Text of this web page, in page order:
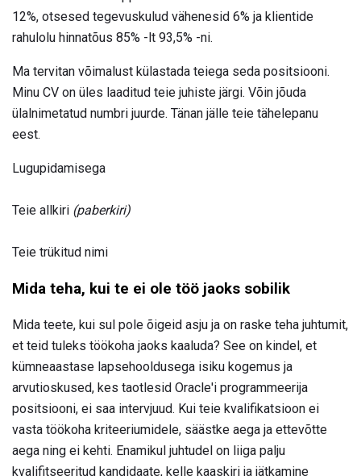
12%, otsesed tegevuskulud vähenesid 6% ja klientide
rahulolu hinnatõus 85% -lt 93,5% -ni.
Ma tervitan võimalust külastada teiega seda positsiooni.
Minu CV on üles laaditud teie juhiste järgi. Võin jõuda
ülalnimetatud numbri juurde. Tänan jälle teie tähelepanu
eest.
Lugupidamisega
Teie allkiri (paberkiri)
Teie trükitud nimi
Mida teha, kui te ei ole töö jaoks sobilik
Mida teete, kui sul pole õigeid asju ja on raske teha juhtumit,
et teid tuleks töökoha jaoks kaaluda? See on kindel, et
kümneaastase lapsehooldusega isiku kogemus ja
arvutioskused, kes taotlesid Oracle'i programmeerija
positsiooni, ei saa intervjuud. Kui teie kvalifikatsioon ei
vasta töökoha kriteeriumidele, säästke aega ja ettevõtte
aega ning ei kehti. Enamikul juhtudel on liiga palju
kvalifitseeritud kandidaate, kelle kaaskiri ja jätkamine